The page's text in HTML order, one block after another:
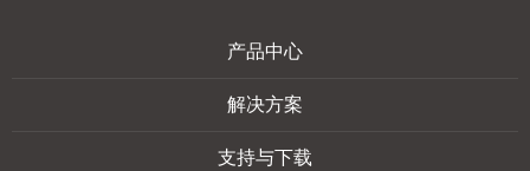
产品中心
解决方案
支持与下载